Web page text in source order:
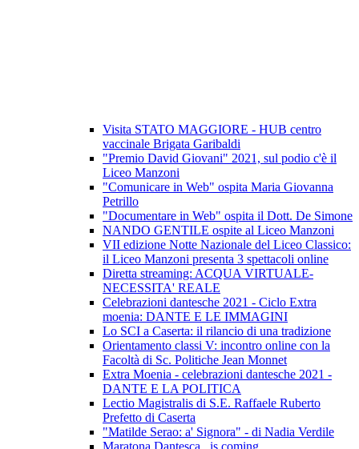
Visita STATO MAGGIORE - HUB centro
vaccinale Brigata Garibaldi
"Premio David Giovani" 2021, sul podio c'è il
Liceo Manzoni
"Comunicare in Web" ospita Maria Giovanna
Petrillo
"Documentare in Web" ospita il Dott. De Simone
NANDO GENTILE ospite al Liceo Manzoni
VII edizione Notte Nazionale del Liceo Classico:
il Liceo Manzoni presenta 3 spettacoli online
Diretta streaming: ACQUA VIRTUALE-
NECESSITA' REALE
Celebrazioni dantesche 2021 - Ciclo Extra
moenia: DANTE E LE IMMAGINI
Lo SCI a Caserta: il rilancio di una tradizione
Orientamento classi V: incontro online con la
Facoltà di Sc. Politiche Jean Monnet
Extra Moenia - celebrazioni dantesche 2021 -
DANTE E LA POLITICA
Lectio Magistralis di S.E. Raffaele Ruberto
Prefetto di Caserta
"Matilde Serao: a' Signora" - di Nadia Verdile